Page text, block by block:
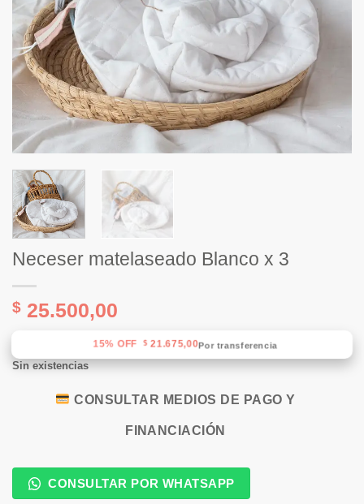
Neceser matelaseado Blanco x 3
$ 25.500,00
15% OFF $ 21.675,00Por transferencia
Sin existencias
CONSULTAR MEDIOS DE PAGO Y
FINANCIACIÓN
CONSULTAR POR WHATSAPP